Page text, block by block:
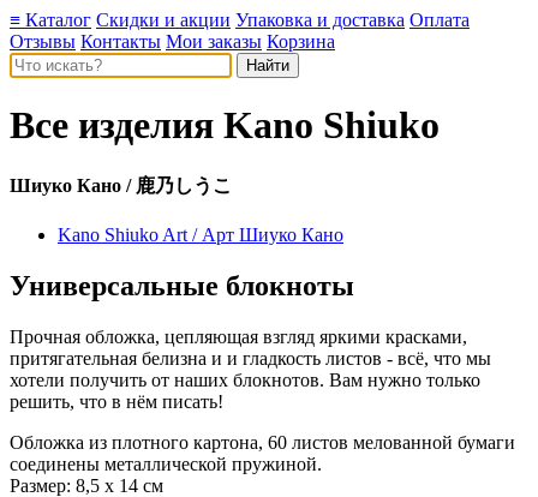
≡ Каталог Скидки и акции Упаковка и доставка Оплата
Отзывы Контакты Мои заказы Корзина
Все изделия Kano Shiuko
Шиуко Кано / 鹿乃しうこ
Kano Shiuko Art / Арт Шиуко Кано
Универсальные блокноты
Прочная обложка, цепляющая взгляд яркими красками,
притягательная белизна и и гладкость листов - всё, что мы
хотели получить от наших блокнотов. Вам нужно только
решить, что в нём писать!
Обложка из плотного картона, 60 листов мелованной бумаги
соединены металлической пружиной.
Размер: 8,5 х 14 см